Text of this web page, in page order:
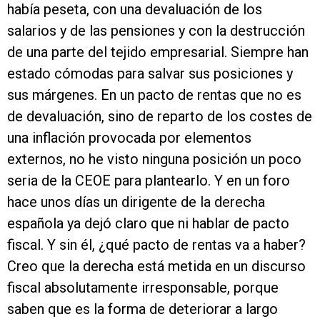
había peseta, con una devaluación de los
salarios y de las pensiones y con la destrucción
de una parte del tejido empresarial. Siempre han
estado cómodas para salvar sus posiciones y
sus márgenes. En un pacto de rentas que no es
de devaluación, sino de reparto de los costes de
una inflación provocada por elementos
externos, no he visto ninguna posición un poco
seria de la CEOE para plantearlo. Y en un foro
hace unos días un dirigente de la derecha
española ya dejó claro que ni hablar de pacto
fiscal. Y sin él, ¿qué pacto de rentas va a haber?
Creo que la derecha está metida en un discurso
fiscal absolutamente irresponsable, porque
saben que es la forma de deteriorar a largo